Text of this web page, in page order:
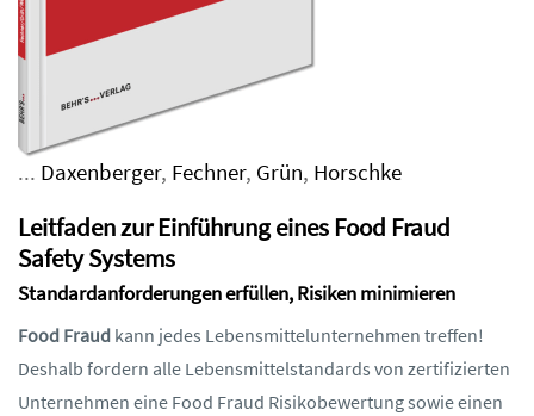
... Daxenberger, Fechner, Grün, Horschke
Leitfaden zur Einführung eines Food Fraud
Safety Systems
Standardanforderungen erfüllen, Risiken minimieren
Food Fraud kann jedes Lebensmittelunternehmen treffen!
Deshalb fordern alle Lebensmittelstandards von zertifizierten
Unternehmen eine Food Fraud Risikobewertung sowie einen